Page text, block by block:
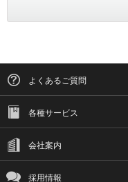
よくあるご質問
各種サービス
会社案内
採用情報